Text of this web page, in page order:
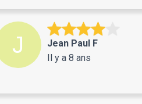
Jean Paul F
Il y a 8 ans